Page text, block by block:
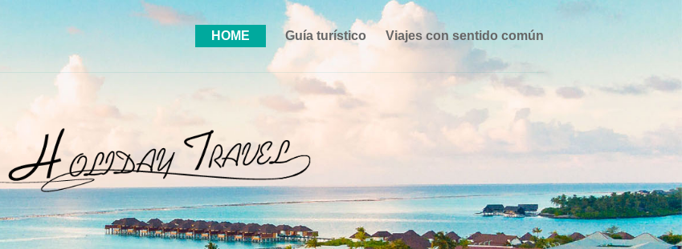
HOME Guía turístico Viajes con sentido común